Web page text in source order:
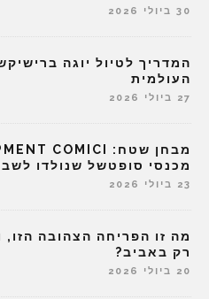
30 ביולי 2026
המדריך לטיול יוגה
העולמית
27 ביולי 2026
מכנסי סופטשל שנולדו
23 ביולי 2026
מה זו הפריחה הצהובה
רק באביב?
20 ביולי 2026